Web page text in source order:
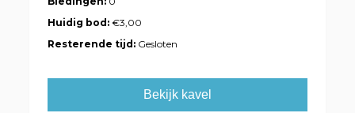
Huidig bod:€3,00
Resterende tijd: Gesloten
Bekijk kavel